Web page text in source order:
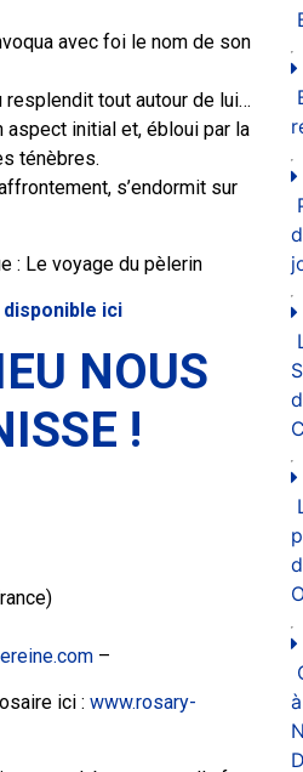
avec foi le nom de son
resplendit tout autour de lui…
initial et, ébloui par la
ténèbres.
s’endormit sur
: Le voyage du pèlerin
disponible ici
NOUS
!
–
ici : www.rosary-
à